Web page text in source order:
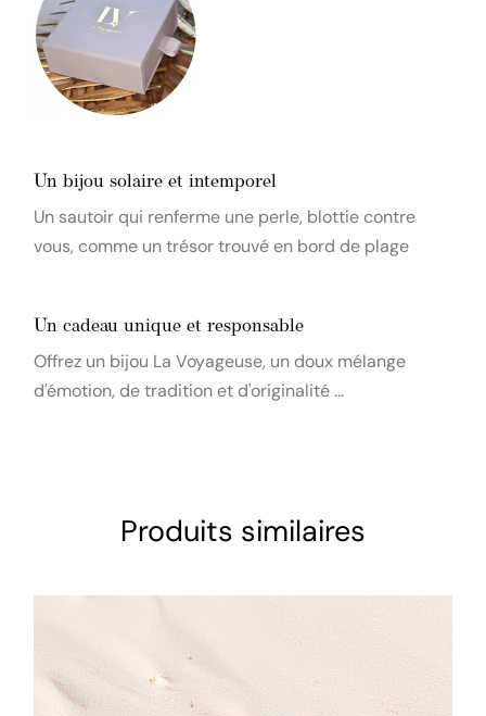
Un bijou solaire et intemporel
Un sautoir qui renferme une perle, blottie contre
vous, comme un trésor trouvé en bord de plage
Un cadeau unique et responsable
Offrez un bijou La Voyageuse, un doux mélange
d'émotion, de tradition et d'originalité ...
Produits similaires